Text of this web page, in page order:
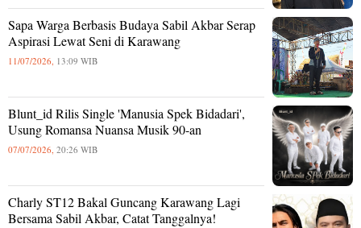
Sapa Warga Berbasis Budaya Sabil Akbar Serap
Aspirasi Lewat Seni di Karawang
11/07/2026, 13:09 WIB
Blunt_id Rilis Single 'Manusia Spek Bidadari',
Usung Romansa Nuansa Musik 90-an
07/07/2026, 20:26 WIB
Charly ST12 Bakal Guncang Karawang Lagi
Bersama Sabil Akbar, Catat Tanggalnya!